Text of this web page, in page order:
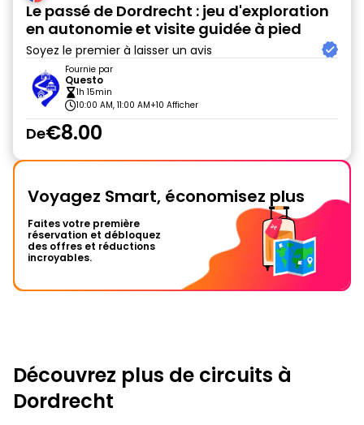
Le passé de Dordrecht : jeu d'exploration
en autonomie et visite guidée à pied
Soyez le premier à laisser un avis
Fournie par
Questo
1h 15min
10:00 AM, 11:00 AM+10 Afficher
De€8.00
Voyagez Smart, économisez plus
Faites votre première
réservation et débloquez
des offres et réductions
incroyables.
Découvrez plus de circuits à
Dordrecht